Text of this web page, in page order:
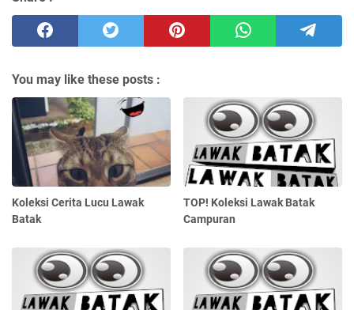
You may like these posts :
Koleksi Cerita Lucu Lawak
Batak
TOP! Koleksi Lawak Batak
Campuran